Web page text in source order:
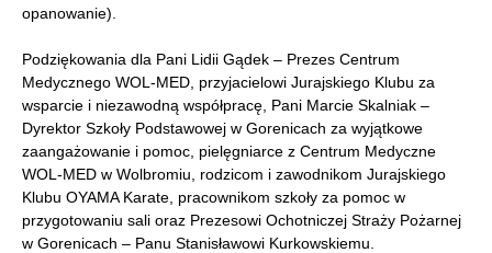
opanowanie).
Podziękowania dla Pani Lidii Gądek – Prezes Centrum
Medycznego WOL-MED, przyjacielowi Jurajskiego Klubu za
wsparcie i niezawodną współpracę, Pani Marcie Skalniak –
Dyrektor Szkoły Podstawowej w Gorenicach za wyjątkowe
zaangażowanie i pomoc, pielęgniarce z Centrum Medyczne
WOL-MED w Wolbromiu, rodzicom i zawodnikom Jurajskiego
Klubu OYAMA Karate, pracownikom szkoły za pomoc w
przygotowaniu sali oraz Prezesowi Ochotniczej Straży Pożarnej
w Gorenicach – Panu Stanisławowi Kurkowskiemu.